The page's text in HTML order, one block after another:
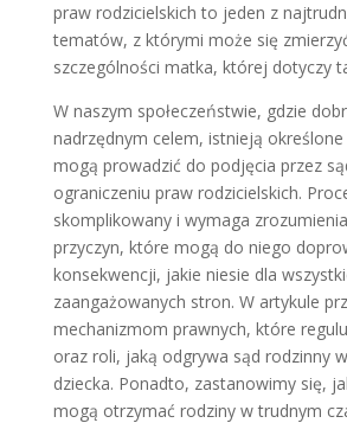
praw rodzicielskich to jeden z
tematów, z którymi może się
szczególności matka, której dotyczy
W naszym społeczeństwie, gdzie
nadrzędnym celem, istnieją określone
mogą prowadzić do podjęcia przez
ograniczeniu praw rodzicielskich.
skomplikowany i wymaga
przyczyn, które mogą do niego
konsekwencji, jakie niesie dla
zaangażowanych stron. W artykule
mechanizmom prawnych, które
oraz roli, jaką odgrywa sąd rodzinny
dziecka. Ponadto, zastanowimy się,
mogą otrzymać rodziny w trudnym